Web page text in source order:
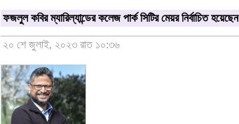
ফজলুল কবির ম্যারিল্যান্ডের কলেজ পার্ক সিটির মেয়র নির্বাচিত হয়েছেন
২০ শে জুলাই, ২০২৩ রাত ১০:৩৬